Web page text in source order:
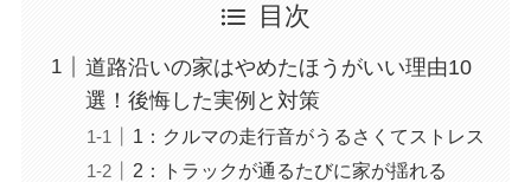
目次
道路沿いの家はやめたほうがいい理由10
選！後悔した実例と対策
1：クルマの走行音がうるさくてストレス
2：トラックが通るたびに家が揺れる